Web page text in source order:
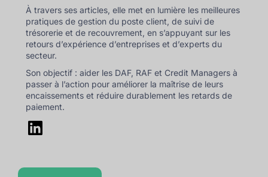
À travers ses articles, elle met en lumière les meilleures
pratiques de gestion du poste client, de suivi de
trésorerie et de recouvrement, en s’appuyant sur les
retours d’expérience d’entreprises et d’experts du
secteur.
Son objectif : aider les DAF, RAF et Credit Managers à
passer à l’action pour améliorer la maîtrise de leurs
encaissements et réduire durablement les retards de
paiement.